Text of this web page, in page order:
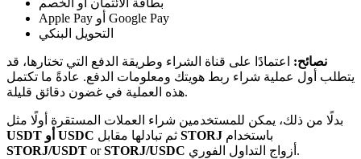
تعلم الستاكينغ
تعرف على كيفية كسب الدخل السلبي
Bitrue
AI
Apple Pay أو Google Pay
التحويل البنكي
نصائح: اعتمادًا على قناة الشراء وطريقة الدفع التي تختارها، قد
يتطلب أول عملية شراء ربط هويتك ومعلومات الدفع. عادةً ما تكتمل
هذه العملية في غضون دقائق قليلة.
بدلًا من ذلك، يمكن للمستخدمين شراء العملات المستقرة أولًا مثل
USDT أو USDC
STORJ باستخدام
STORJ/USDT orSTORJ/USDC أزواج التداول الفوري.